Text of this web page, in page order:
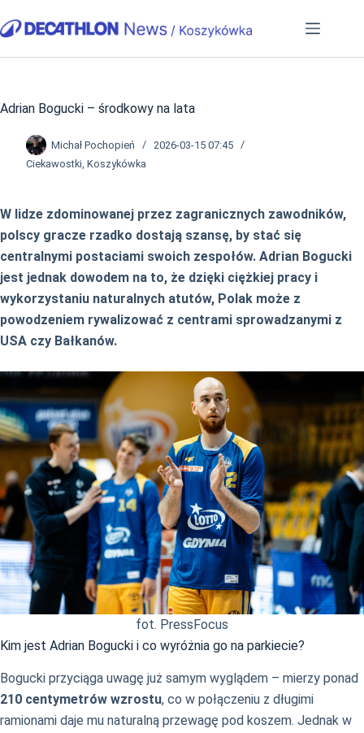
do
Adrian Bogucki – środkowy na lata
Michał Pochopień
2026-03-15 07:45
Ciekawostki, Koszykówka
W lidze zdominowanej przez zagranicznych zawodników,
polscy gracze rzadko dostają szansę, by stać się
centralnymi postaciami swoich zespołów. Adrian Bogucki
jest jednak dowodem na to, że dzięki ciężkiej pracy i
wykorzystaniu naturalnych atutów, Polak może z
powodzeniem rywalizować z centrami sprowadzanymi z
USA czy Bałkanów.
fot. PressFocus
Kim jest Adrian Bogucki i co wyróżnia go na parkiecie?
Bogucki przyciąga uwagę już samym wyglądem – mierzy ponad
210 centymetrów wzrostu, co w połączeniu z długimi
ramionami daje mu naturalną przewagę pod koszem. Jednak w